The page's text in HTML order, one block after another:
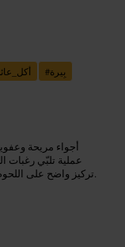
#بِيرة
أجواء مريحة
عملية تلبّي رغبات
تركيز واضح على اللحوم والتتبيلات التي تجذب محبي المشاوي والشاورما.